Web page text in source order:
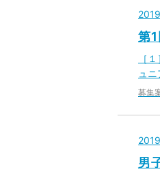
第
［
ュ
募集
男